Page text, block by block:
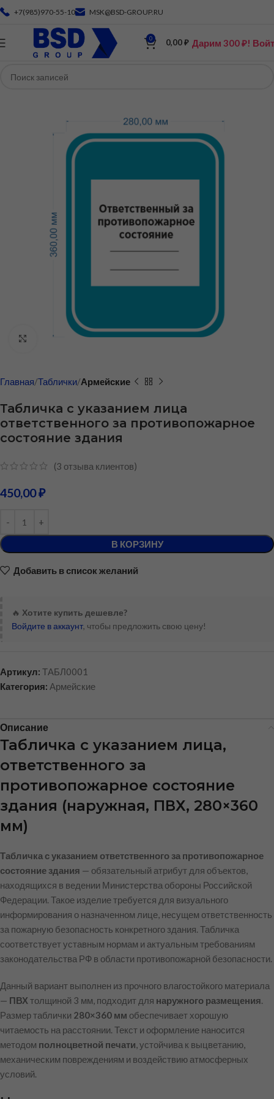
+7(985)970-55-10 MSK@BSD-GROUP.RU
0 0,00₽ Дарим 300 ₽!
Нажмите, чтобы увеличить
Главная Таблички Армейские
Табличка с указанием лица
ответственного за противопожарное
состояние здания
(3 отзыва клиентов)
450,00₽
В КОРЗИНУ
Добавить в список желаний
🔥 Хотите купить дешевле?
Войдите в аккаунт, чтобы предложить свою цену!
Артикул: ТАБЛ0001
Категория: Армейские
Описание
Табличка с указанием лица,
ответственного за
противопожарное состояние
здания (наружная, ПВХ, 280×360
мм)
Табличка с указанием ответственного за противопожарное
состояние здания — обязательный атрибут для объектов,
находящихся в ведении Министерства обороны Российской
Федерации. Такое изделие требуется для визуального
информирования о назначенном лице, несущем ответственность
за пожарную безопасность конкретного здания. Табличка
соответствует уставным нормам и актуальным требованиям
законодательства РФ в области противопожарной безопасности.
Данный вариант выполнен из прочного влагостойкого материала
— ПВХ толщиной 3 мм, подходит для наружного размещения.
Размер таблички 280×360 мм обеспечивает хорошую
читаемость на расстоянии. Текст и оформление наносится
методом полноцветной печати, устойчива к выцветанию,
механическим повреждениям и воздействию атмосферных
условий.